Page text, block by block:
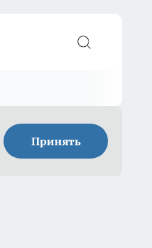
Принять